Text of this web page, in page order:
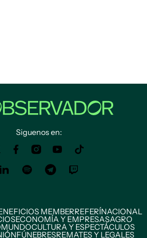
Siguenos en:
MEMBERREFERÍNACIONAL
ECONOMÍA Y EMPRESASAGRO
MUNDOCULTURA Y ESPECTÁCULOS
FÚNEBRESREMATES Y LEGALES